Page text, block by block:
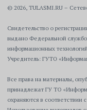
© 2026, TULASMI.RU –
Свидетельство о
выдано Федеральной
информационных
Учредитель: ГУТО
Все права на материалы,
принадлежат ГУ ТО
охраняются в соответствии